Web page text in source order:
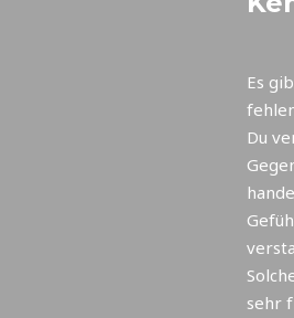
Es
Du
sehr